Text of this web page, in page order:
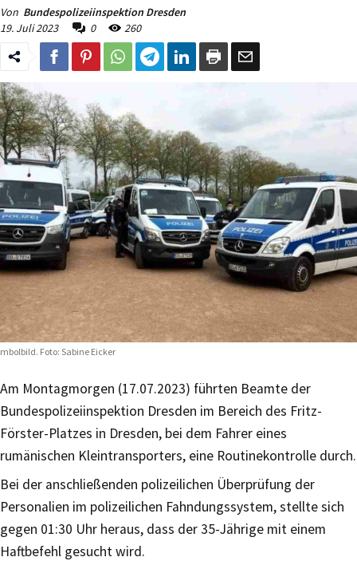
Von Bundespolizeiinspektion Dresden
19. Juli 2023
0 260
Foto: Sabine Eicker
Am Montagmorgen (17.07.2023) führten Beamte der
Bundespolizeiinspektion Dresden im Bereich des Fritz-
Förster-Platzes in Dresden, bei dem Fahrer eines
rumänischen Kleintransporters, eine Routinekontrolle durch.
Bei der anschließenden polizeilichen Überprüfung der
Personalien im polizeilichen Fahndungssystem, stellte sich
gegen 01:30 Uhr heraus, dass der 35-Jährige mit einem
Haftbefehl gesucht wird.